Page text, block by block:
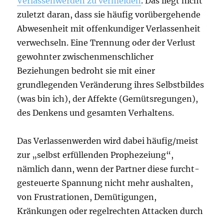
zuletzt daran, dass sie häufig vorübergehende
Abwesenheit mit offenkundiger Verlassenheit
verwechseln. Eine Trennung oder der Verlust
gewohnter zwischenmenschlicher
Beziehungen bedroht sie mit einer
grundlegenden Veränderung ihres Selbstbildes
(was bin ich), der Affekte (Gemütsregungen),
des Denkens und gesamten Verhaltens.
Das Verlassenwerden wird dabei häufig/meist
zur „selbst erfüllenden Prophezeiung“,
nämlich dann, wenn der Partner diese furcht-
gesteuerte Spannung nicht mehr aushalten,
von Frustrationen, Demütigungen,
Kränkungen oder regelrechten Attacken durch